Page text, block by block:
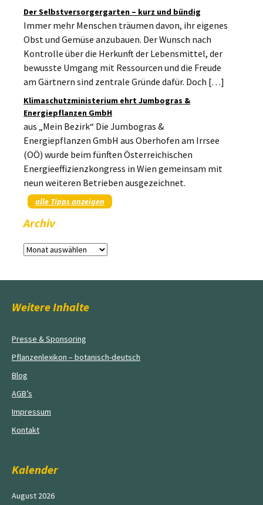
Der Selbstversorgergarten – kurz und bündig
Immer mehr Menschen träumen davon, ihr eigenes
Obst und Gemüse anzubauen. Der Wunsch nach
Kontrolle über die Herkunft der Lebensmittel, der
bewusste Umgang mit Ressourcen und die Freude
am Gärtnern sind zentrale Gründe dafür. Doch […]
Klimaschutzministerium ehrt Jumbogras &
Energiepflanzen GmbH
aus „Mein Bezirk“ Die Jumbogras &
Energiepflanzen GmbH aus Oberhofen am Irrsee
(OÖ) wurde beim fünften Österreichischen
Energieeffizienzkongress in Wien gemeinsam mit
neun weiteren Betrieben ausgezeichnet.
alle Tipps anzeigen
Archiv
Archiv
Weitere Inhalte
Presse & Sponsoring
Pflanzenlexikon – botanisch-deutsch
Blog
AGB’s
Impressum
Kontakt
Kalender
August 2026